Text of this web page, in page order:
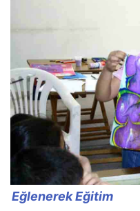
Eğlenerek Eğitim